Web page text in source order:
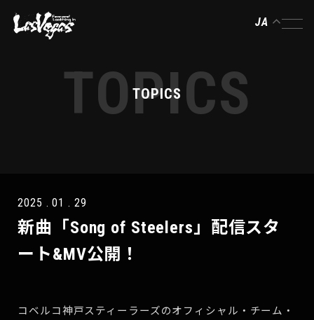
JA
TOPICS
TOPICS
2025 . 01 . 29
新曲「Song of Steelers」配信スタ
ート&MV公開！
コベルコ神戸スティーラーズのオフィシャル・チーム・